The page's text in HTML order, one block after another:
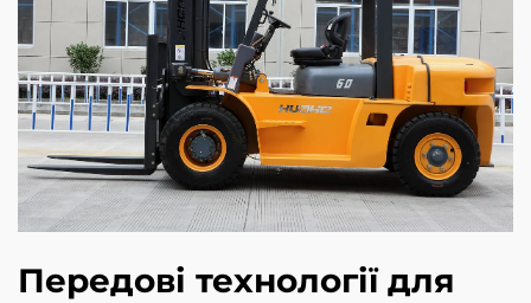
Передові технології для